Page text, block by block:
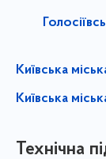
Київська
Київська
Технічна